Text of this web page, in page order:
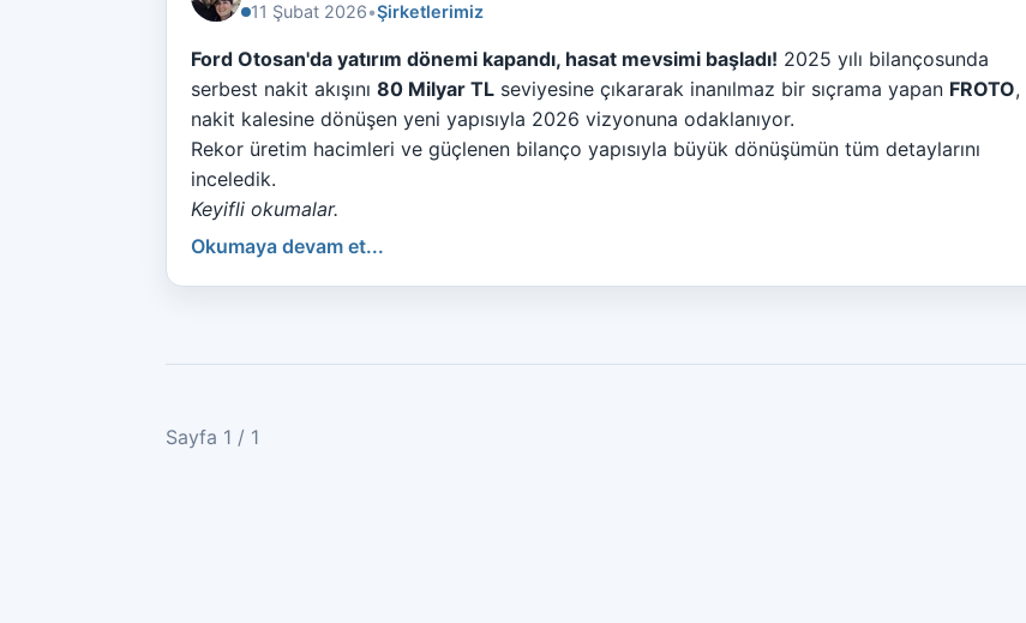
11 Şubat 2026•Şirketlerimiz
Ford Otosan'da yatırım dönemi kapandı, hasat mevsimi başladı! 2025 yılı bilançosunda
serbest nakit akışını 80 Milyar TL seviyesine çıkararak inanılmaz bir sıçrama yapan FROTO,
nakit kalesine dönüşen yeni yapısıyla 2026 vizyonuna odaklanıyor.
Rekor üretim hacimleri ve güçlenen bilanço yapısıyla büyük dönüşümün tüm detaylarını
inceledik.
Keyifli okumalar.
Okumaya devam et...
Sayfa 1 / 1